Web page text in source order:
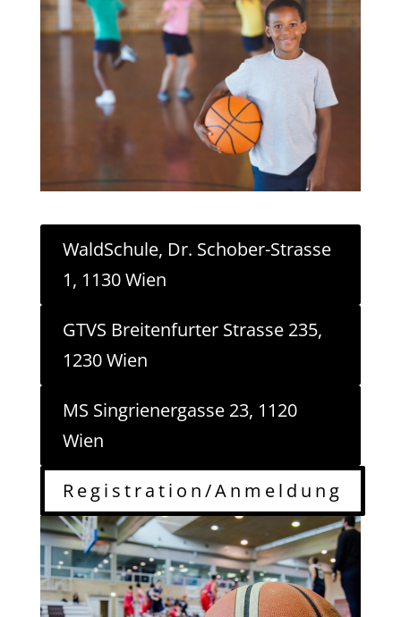
WaldSchule, Dr. Schober-Strasse
1, 1130 Wien
GTVS Breitenfurter Strasse 235,
1230 Wien
MS Singrienergasse 23, 1120
Wien
Registration/Anmeldung